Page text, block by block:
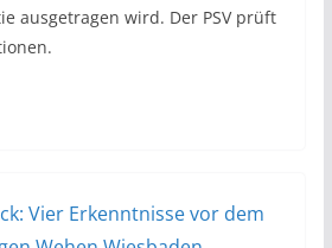
ausgetragen wird. Der PSV prüft